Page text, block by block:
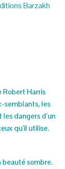
Barzakh
Robert Harris
semblants, les
dangers d’un
qu’il utilise.
beauté sombre.